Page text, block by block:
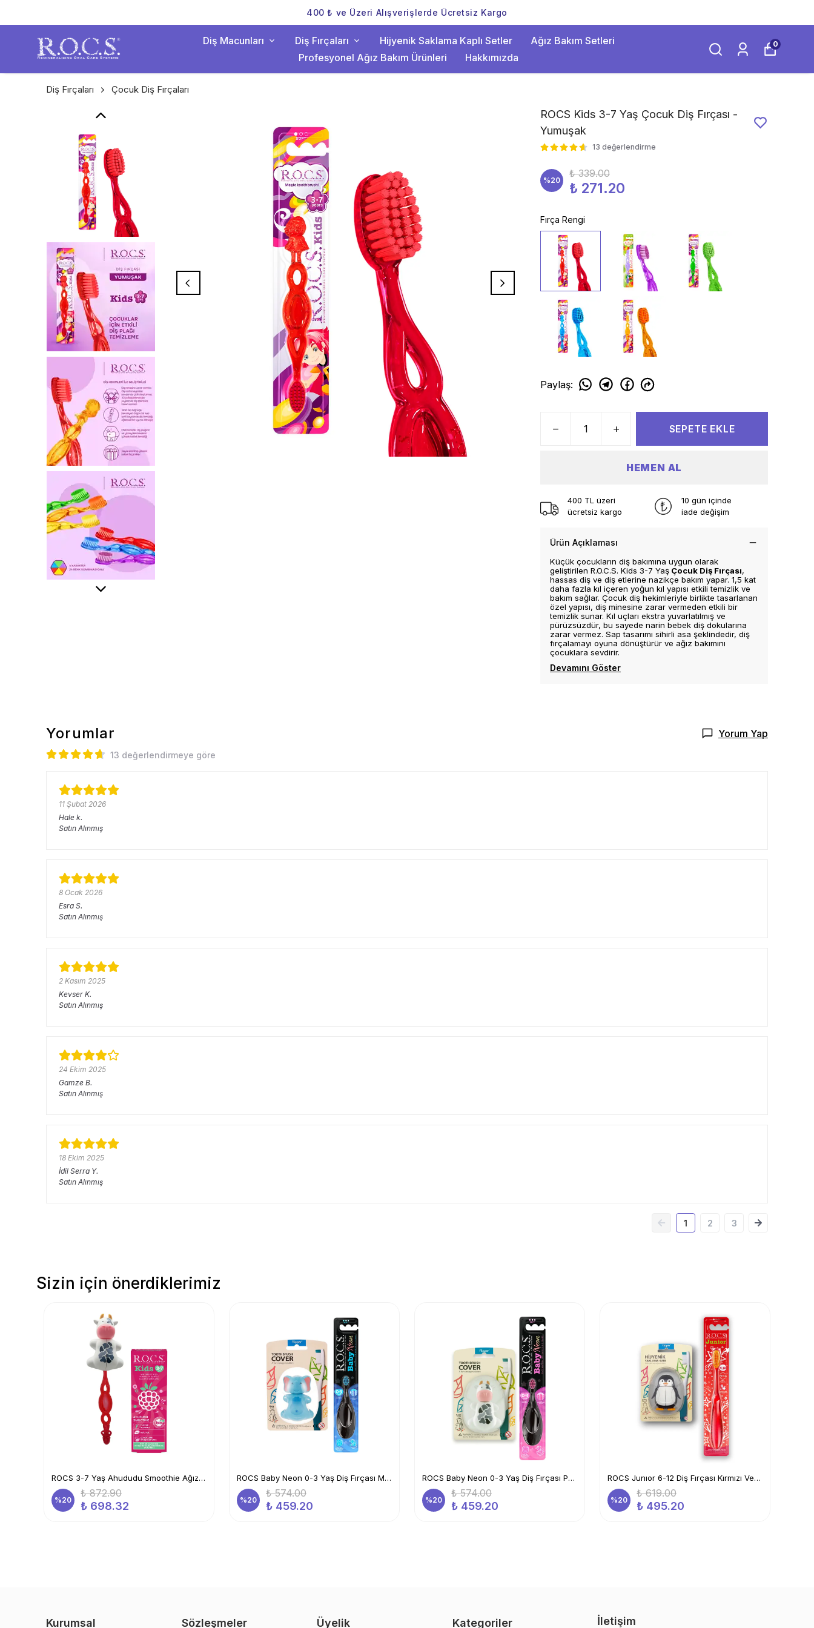
400 ₺ ve Üzeri Alışverişlerde Ücretsiz Kargo
Diş Macunları Diş Fırçaları Hijyenik Saklama Kaplı Setler
Ağız Bakım Setleri
Profesyonel Ağız Bakım Ürünleri
Hakkımızda
0
Diş Fırçaları Çocuk Diş Fırçaları
ROCS Kids 3-7 Yaş Çocuk Diş Fırçası -
Yumuşak
13 değerlendirme
%20
₺ 339.00
₺ 271.20
Fırça Rengi
Paylaş:
SEPETE EKLE
HEMEN AL
400 TL üzeri
ücretsiz kargo
10 gün içinde
iade değişim
Ürün Açıklaması
Küçük çocukların diş bakımına uygun olarak
geliştirilen R.O.C.S. Kids 3-7 Yaş Çocuk Diş Fırçası,
hassas diş ve diş etlerine nazikçe bakım yapar. 1,5 kat
daha fazla kıl içeren yoğun kıl yapısı etkili temizlik ve
bakım sağlar. Çocuk diş hekimleriyle birlikte tasarlanan
özel yapısı, diş minesine zarar vermeden etkili bir
temizlik sunar. Kıl uçları ekstra yuvarlatılmış ve
pürüzsüzdür, bu sayede narin bebek diş dokularına
zarar vermez. Sap tasarımı sihirli asa şeklindedir, diş
fırçalamayı oyuna dönüştürür ve ağız bakımını
çocuklara sevdirir.
Devamını Göster
Yorumlar Yorum Yap
13 değerlendirmeye göre
11 Şubat 2026
Hale k.
Satın Alınmış
8 Ocak 2026
Esra S.
Satın Alınmış
2 Kasım 2025
Kevser K.
Satın Alınmış
24 Ekim 2025
Gamze B.
Satın Alınmış
18 Ekim 2025
İdil Serra Y.
Satın Alınmış
1 2 3
Sizin için önerdiklerimiz
ROCS 3-7 Yaş Ahududu Smoothie Ağız Bakım Seti-Kids Diş Mcn+Kids Diş Frc Kırmızı + İnek Sak. Kabı
%20
₺ 872.90
₺ 698.32
ROCS Baby Neon 0-3 Yaş Diş Fırçası Mavi Ve Flipper Hijyenik Saklama Kabı Seti -fil
%20
₺ 574.00
₺ 459.20
ROCS Baby Neon 0-3 Yaş Diş Fırçası Pembe Ve Flipper Hijyenik Saklama Kabı Seti - Inek
%20
₺ 574.00
₺ 459.20
ROCS Junıor 6-12 Diş Fırçası Kırmızı Ve Flipper Hijyenik Saklama Kabı Seti - Penguen
%20
₺ 619.00
₺ 495.20
Kurumsal Sözleşmeler Üyelik Kategoriler İletişim